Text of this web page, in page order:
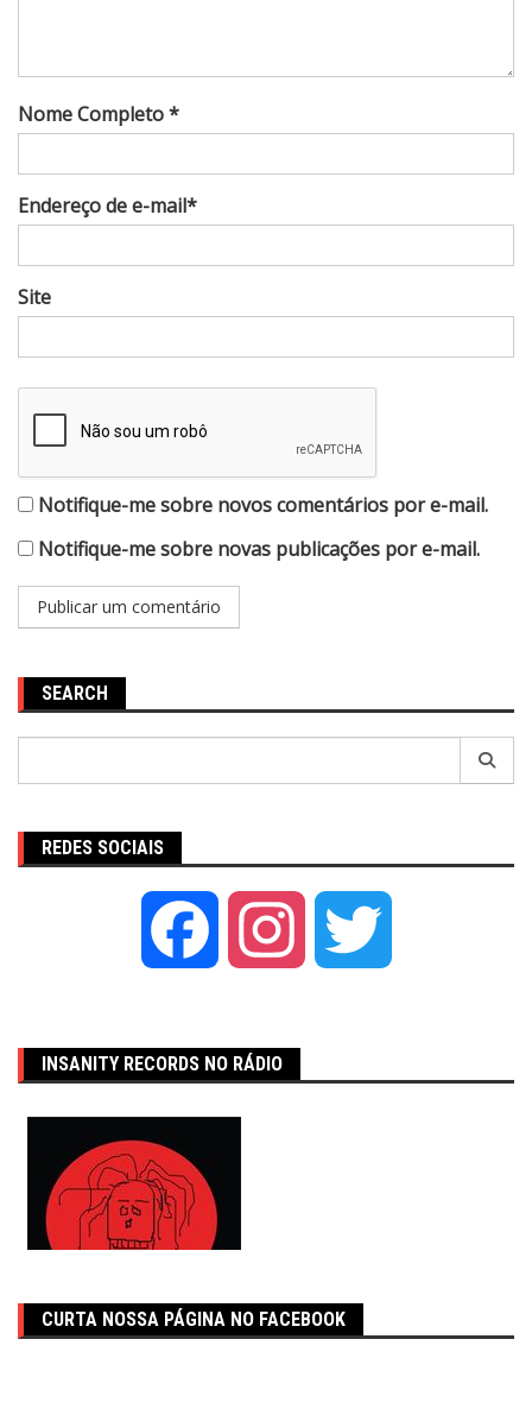
Nome Completo *
Endereço de e-mail*
Site
Notifique-me sobre novos comentários por e-mail.
Notifique-me sobre novas publicações por e-mail.
SEARCH
REDES SOCIAIS
Facebook Instagram
INSANITY RECORDS NO RÁDIO
CURTA NOSSA PÁGINA NO FACEBOOK